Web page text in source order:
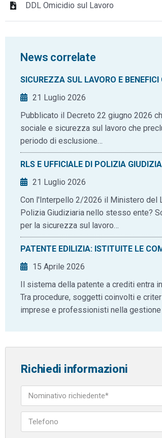
DDL Omicidio sul Lavoro
News correlate
SICUREZZA SUL LAVORO E
21 Luglio 2026
Pubblicato il Decreto 22 giugno 2026
sociale e sicurezza sul lavoro che
periodo di esclusione…
RLS E UFFICIALE DI POLIZIA
21 Luglio 2026
Con l'Interpello 2/2026 il Ministero del
Polizia Giudiziaria nello stesso ente?
per la sicurezza sul lavoro…
PATENTE EDILIZIA: ISTITUITE LE
15 Aprile 2026
Il sistema della patente a crediti entra
Tra procedure, soggetti coinvolti e
imprese e professionisti nella
Richiedi informazioni